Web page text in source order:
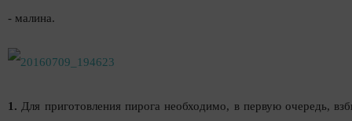
- малина.
1. Для приготовления пирога необходимо, в первую очередь,